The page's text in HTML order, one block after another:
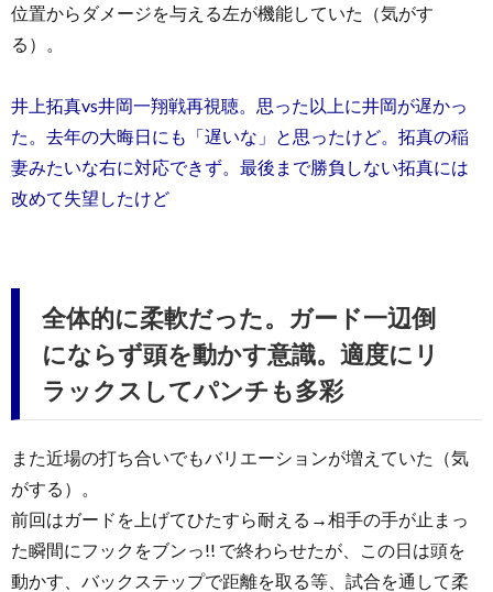
位置からダメージを与える左が機能していた（気がす
る）。
井上拓真vs井岡一翔戦再視聴。思った以上に井岡が遅かっ
た。去年の大晦日にも「遅いな」と思ったけど。拓真の稲
妻みたいな右に対応できず。最後まで勝負しない拓真には
改めて失望したけど
全体的に柔軟だった。ガード一辺倒
にならず頭を動かす意識。適度にリ
ラックスしてパンチも多彩
また近場の打ち合いでもバリエーションが増えていた（気
がする）。
前回はガードを上げてひたすら耐える→相手の手が止まっ
た瞬間にフックをブンっ!! で終わらせたが、この日は頭を
動かす、バックステップで距離を取る等、試合を通して柔